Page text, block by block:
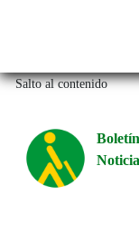
Salto al contenido
Boletín